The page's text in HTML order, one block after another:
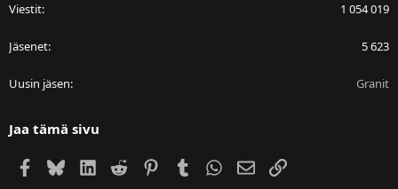
Viestit 1 054 019
Jäsenet 5 623
Uusin jäsen Granit
Jaa tämä sivu
Facebook
BlueskyLinkedIn
Reddit PinterestTumblr WhatsApp
Sähköposti
Linkki